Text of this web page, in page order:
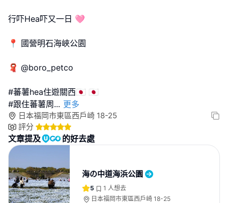
行吓Hea吓又一日 🩷
📍 國營明石海峽公園
🧣 @boro_petco
#蕃薯hea住遊關西🇯🇵 🇯🇵
#跟住蕃薯周... 更多
日本福岡市東區西戶崎 18-25
評分
文章提及 的好去處
海の中道海浜公園
5 1 人想去
日本福岡市東區西戶崎 18-25